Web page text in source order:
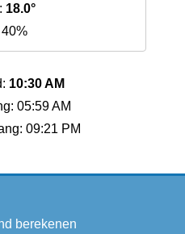
18.0°
10:30 AM
05:59 AM
09:21 PM
berekenen